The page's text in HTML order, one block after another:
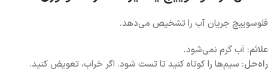
فلوسوییچ جریان آب را تشخیص می‌دهد.
علائم: آب گرم نمی‌شود.
راه‌حل: سیم‌ها را کوتاه کنید تا تست شود. اگر خراب، تعویض کنید.